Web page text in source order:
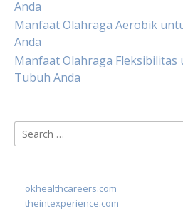
Anda
Manfaat Olahraga Aerobik
Anda
Manfaat Olahraga Fleksibilitas
Tubuh Anda
Search
for:
okhealthcareers.com
theintexperience.com